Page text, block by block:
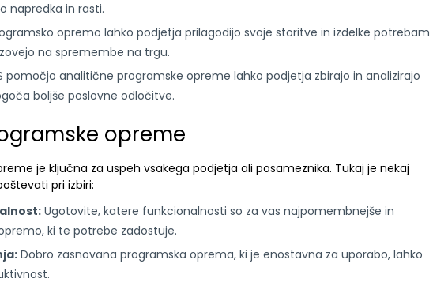
napredka in rasti.
opremo lahko podjetja prilagodijo svoje storitve in izdelke potrebam
na spremembe na trgu.
pomočjo analitične programske opreme lahko podjetja zbirajo in analizirajo
boljše poslovne odločitve.
opreme
je ključna za uspeh vsakega podjetja ali posameznika. Tukaj je nekaj
pri izbiri:
Ugotovite, katere funkcionalnosti so za vas najpomembnejše in
ki te potrebe zadostuje.
Dobro zasnovana programska oprema, ki je enostavna za uporabo, lahko